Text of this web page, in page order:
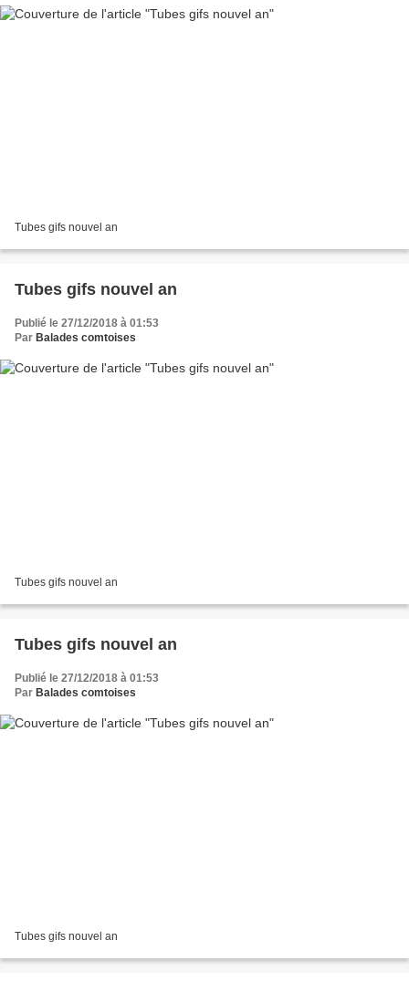
Tubes gifs nouvel an
Tubes gifs nouvel an
Publié le 27/12/2018 à 01:53
Par Balades comtoises
Tubes gifs nouvel an
Tubes gifs nouvel an
Publié le 27/12/2018 à 01:53
Par Balades comtoises
Tubes gifs nouvel an